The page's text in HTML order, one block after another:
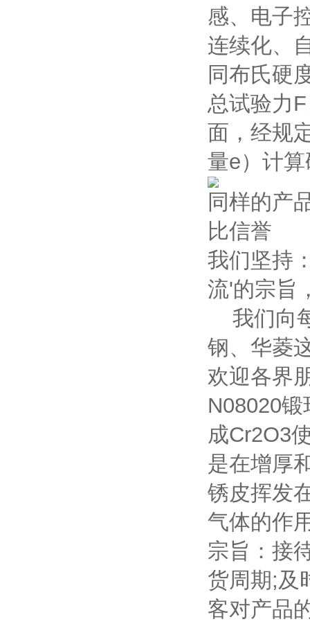
感、电子
连续化、
同布氏硬
总试验力
面，经规
量e）计
同样的产
比信誉
我们坚持
流'的宗旨
我们向
钢、华菱
欢迎各界
N08020
成Cr2O3
是在增厚
锈皮挥发
气体的作
宗旨：接
货周期;及
客对产品